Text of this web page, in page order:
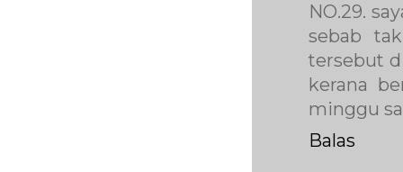
NO.29.
sebab
tersebut
kerana
minggu
Balas